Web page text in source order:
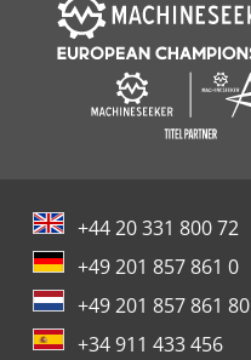
+44 20 331 800 72
+49 201 857 861 0
+49 201 857 861 80
+34 911 433 456